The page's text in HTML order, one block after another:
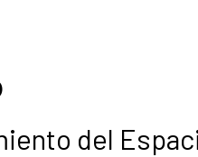
del